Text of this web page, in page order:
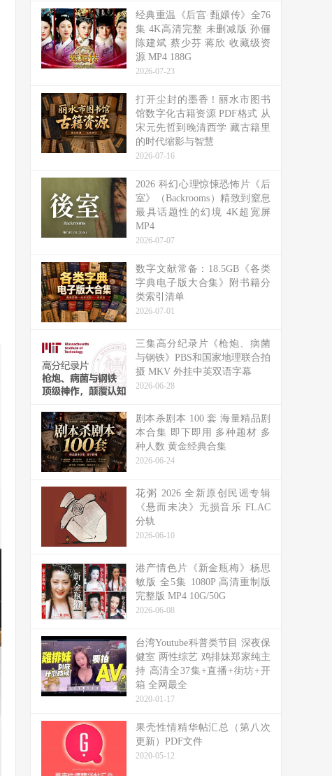
经典重温《后宫·甄嬛传》全76
集 4K高清完整 未删减版 孙俪
陈建斌 蔡少芬 蒋欣 收藏级资
源 MP4 188G
2026-07-23
打开尘封的墨香！丽水市图书
馆数字化古籍资源 PDF格式 从
宋元先哲到晚清西学 藏古籍里
的时代缩影与智慧
2026-07-16
2026 科幻心理惊悚恐怖片《后
室》（Backrooms）精致到窒息
最具话题性的幻境 4K超宽屏
MP4
2026-07-07
数字文献常备：18.5GB《各类
字典电子版大合集》附书籍分
类索引清单
2026-07-01
三集高分纪录片《枪炮、病菌
与钢铁》PBS和国家地理联合拍
摄 MKV 外挂中英双语字幕
2026-06-28
剧本杀剧本 100 套 海量精品剧
本合集 即下即用 多种题材 多
种人数 黄金经典合集
2026-06-24
花粥 2026 全新原创民谣专辑
《悬而未决》无损音乐 FLAC
分轨
2026-06-10
港产情色片《新金瓶梅》杨思
敏版 全5集 1080P 高清重制版
完整版 MP4 10G/50G
2026-06-08
台湾Youtube科普类节目 深夜保
健室 两性综艺 鸡排妹郑家纯主
持 高清全37集+直播+街坊+开
箱 全网最全
2020-01-17
果壳性情精华帖汇总（第八次
更新）PDF文件
2020-05-12